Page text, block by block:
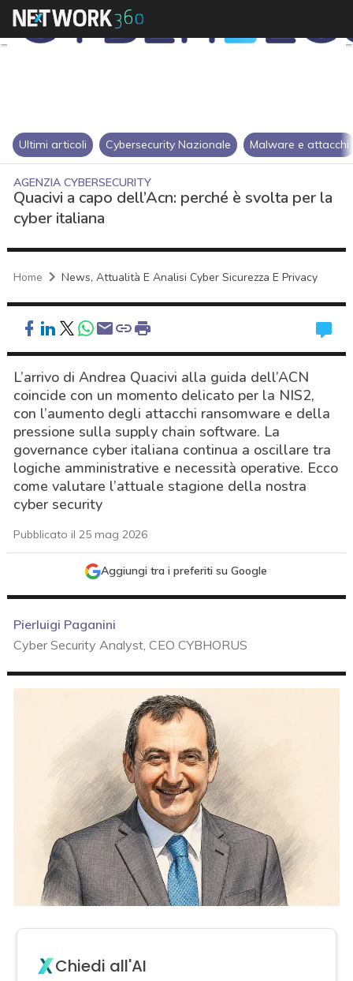
Ultimi articoli Cybersecurity Nazionale Malware e attacchi
AGENZIA CYBERSECURITY
Quacivi a capo dell’Acn: perché è svolta per la
cyber italiana
Home News, Attualità E Analisi Cyber Sicurezza E Privacy
L’arrivo di Andrea Quacivi alla guida dell’ACN
coincide con un momento delicato per la NIS2,
con l’aumento degli attacchi ransomware e della
pressione sulla supply chain software. La
governance cyber italiana continua a oscillare tra
logiche amministrative e necessità operative. Ecco
come valutare l’attuale stagione della nostra
cyber security
Pubblicato il 25 mag 2026
Aggiungi tra i preferiti su Google
Pierluigi Paganini
Cyber Security Analyst, CEO CYBHORUS
Chiedi all'AI